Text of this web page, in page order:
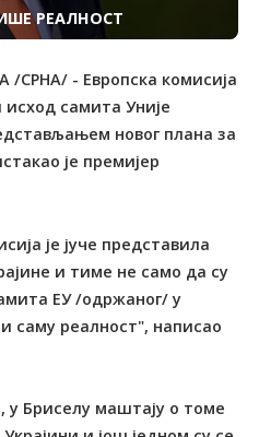
РЕАЛНОСТ
СРНА/ - Европска комисија
исход самита Уније
новог плана за
је премијер
је јуче представила
и тиме не само да су
ЕУ /одржаног/ у
саму реалност", написао
Бриселу маштају о томе